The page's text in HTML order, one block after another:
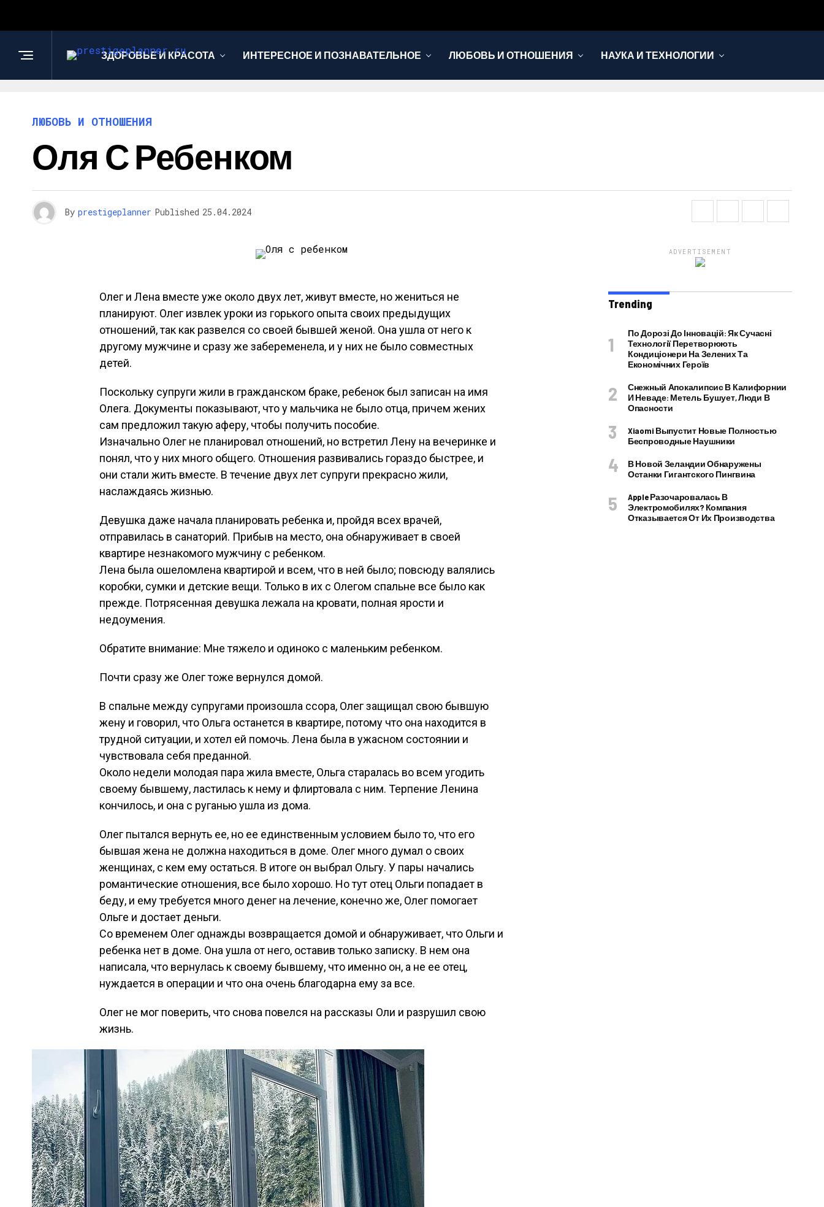
ЗДОРОВЬЕ И КРАСОТА ИНТЕРЕСНОЕ И ПОЗНАВАТЕЛЬНОЕ ЛЮБОВЬ И ОТНОШЕНИЯ НАУКА И ТЕХНОЛОГИИ
ЛЮБОВЬ И ОТНОШЕНИЯ
Оля С Ребенком
By prestigeplanner Published 25.04.2024
Олег и Лена вместе уже около двух лет, живут вместе, но жениться не
планируют. Олег извлек уроки из горького опыта своих предыдущих
отношений, так как развелся со своей бывшей женой. Она ушла от него к
другому мужчине и сразу же забеременела, и у них не было совместных
детей.
Поскольку супруги жили в гражданском браке, ребенок был записан на имя
Олега. Документы показывают, что у мальчика не было отца, причем жених
сам предложил такую аферу, чтобы получить пособие.
Изначально Олег не планировал отношений, но встретил Лену на вечеринке и
понял, что у них много общего. Отношения развивались гораздо быстрее, и
они стали жить вместе. В течение двух лет супруги прекрасно жили,
наслаждаясь жизнью.
Девушка даже начала планировать ребенка и, пройдя всех врачей,
отправилась в санаторий. Прибыв на место, она обнаруживает в своей
квартире незнакомого мужчину с ребенком.
Лена была ошеломлена квартирой и всем, что в ней было; повсюду валялись
коробки, сумки и детские вещи. Только в их с Олегом спальне все было как
прежде. Потрясенная девушка лежала на кровати, полная ярости и
недоумения.
Обратите внимание: Мне тяжело и одиноко с маленьким ребенком.
Почти сразу же Олег тоже вернулся домой.
В спальне между супругами произошла ссора, Олег защищал свою бывшую
жену и говорил, что Ольга останется в квартире, потому что она находится в
трудной ситуации, и хотел ей помочь. Лена была в ужасном состоянии и
чувствовала себя преданной.
Около недели молодая пара жила вместе, Ольга старалась во всем угодить
своему бывшему, ластилась к нему и флиртовала с ним. Терпение Ленина
кончилось, и она с руганью ушла из дома.
Олег пытался вернуть ее, но ее единственным условием было то, что его
бывшая жена не должна находиться в доме. Олег много думал о своих
женщинах, с кем ему остаться. В итоге он выбрал Ольгу. У пары начались
романтические отношения, все было хорошо. Но тут отец Ольги попадает в
беду, и ему требуется много денег на лечение, конечно же, Олег помогает
Ольге и достает деньги.
Со временем Олег однажды возвращается домой и обнаруживает, что Ольги и
ребенка нет в доме. Она ушла от него, оставив только записку. В нем она
написала, что вернулась к своему бывшему, что именно он, а не ее отец,
нуждается в операции и что она очень благодарна ему за все.
Олег не мог поверить, что снова повелся на рассказы Оли и разрушил свою
жизнь.
ADVERTISEMENT
Trending
По Дорозі До Інновацій: Як Сучасні
Технології Перетворюють
Кондиціонери На Зелених Та
Економічних Героїв
Снежный Апокалипсис В Калифорнии
И Неваде: Метель Бушует, Люди В
Опасности
Xiaomi Выпустит Новые Полностью
Беспроводные Наушники
В Новой Зеландии Обнаружены
Останки Гигантского Пингвина
Apple Разочаровалась В
Электромобилях? Компания
Отказывается От Их Производства